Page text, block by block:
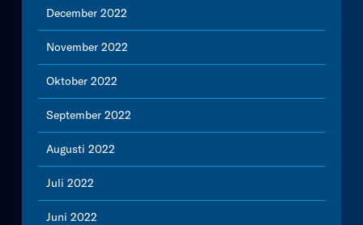
December 2022
November 2022
Oktober 2022
September 2022
Augusti 2022
Juli 2022
Juni 2022